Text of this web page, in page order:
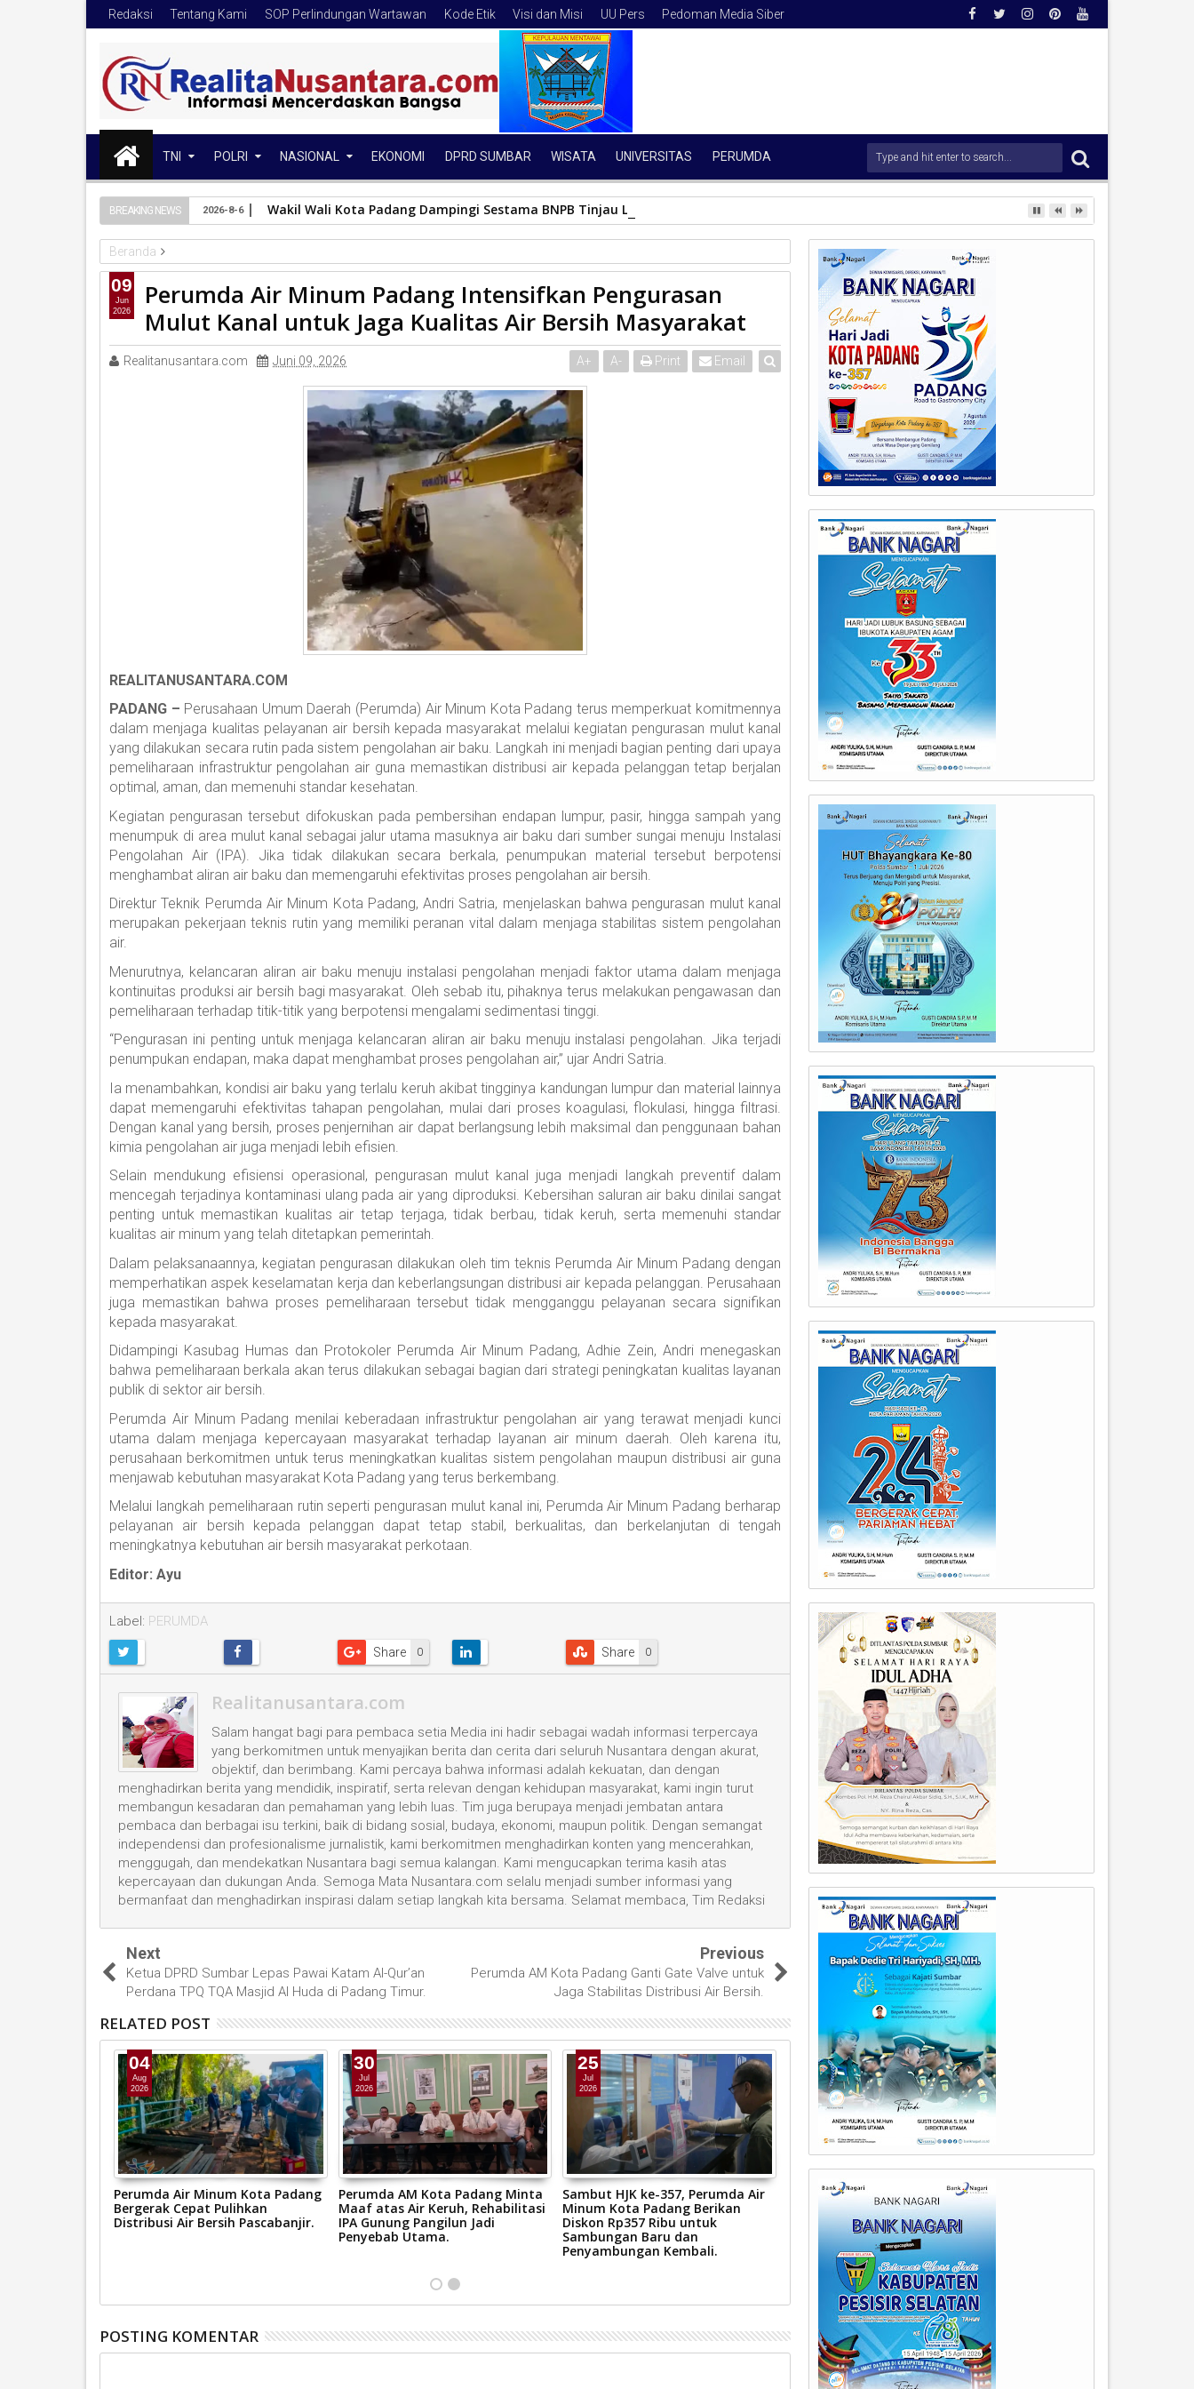
Redaksi Tentang Kami SOP Perlindungan Wartawan Kode Etik Visi dan Misi UU Pers Pedoman Media Siber
TNI POLRI NASIONAL EKONOMI DPRD SUMBAR WISATA UNIVERSITAS PERUMDA
BREAKING NEWS Wakil Wali Kota Padang Dampingi Sestama BNPB Tinjau Lokasi Banjir Bandang, Dorong Percepatan Penanganan Pascabencana.
2026-8-6
Beranda
PERUMDA
Perumda Air Minum Padang Intensifkan Pengurasan Mulut Kanal untuk Jaga Kualitas Air Bersih Masyarakat
Perumda Air Minum Padang Intensifkan Pengurasan
Mulut Kanal untuk Jaga Kualitas Air Bersih Masyarakat
Realitanusantara.com Juni 09, 2026 A+ A- Print Email
REALITANUSANTARA.COM
PADANG – Perusahaan Umum Daerah (Perumda) Air Minum Kota Padang terus memperkuat komitmennya
dalam menjaga kualitas pelayanan air bersih kepada masyarakat melalui kegiatan pengurasan mulut kanal
yang dilakukan secara rutin pada sistem pengolahan air baku. Langkah ini menjadi bagian penting dari upaya
pemeliharaan infrastruktur pengolahan air guna memastikan distribusi air kepada pelanggan tetap berjalan
optimal, aman, dan memenuhi standar kesehatan.
Kegiatan pengurasan tersebut difokuskan pada pembersihan endapan lumpur, pasir, hingga sampah yang
menumpuk di area mulut kanal sebagai jalur utama masuknya air baku dari sumber sungai menuju Instalasi
Pengolahan Air (IPA). Jika tidak dilakukan secara berkala, penumpukan material tersebut berpotensi
menghambat aliran air baku dan memengaruhi efektivitas proses pengolahan air bersih.
Direktur Teknik Perumda Air Minum Kota Padang, Andri Satria, menjelaskan bahwa pengurasan mulut kanal
merupakan pekerjaan teknis rutin yang memiliki peranan vital dalam menjaga stabilitas sistem pengolahan
air.
Menurutnya, kelancaran aliran air baku menuju instalasi pengolahan menjadi faktor utama dalam menjaga
kontinuitas produksi air bersih bagi masyarakat. Oleh sebab itu, pihaknya terus melakukan pengawasan dan
pemeliharaan terhadap titik-titik yang berpotensi mengalami sedimentasi tinggi.
“Pengurasan ini penting untuk menjaga kelancaran aliran air baku menuju instalasi pengolahan. Jika terjadi
penumpukan endapan, maka dapat menghambat proses pengolahan air,” ujar Andri Satria.
Ia menambahkan, kondisi air baku yang terlalu keruh akibat tingginya kandungan lumpur dan material lainnya
dapat memengaruhi efektivitas tahapan pengolahan, mulai dari proses koagulasi, flokulasi, hingga filtrasi.
Dengan kanal yang bersih, proses penjernihan air dapat berlangsung lebih maksimal dan penggunaan bahan
kimia pengolahan air juga menjadi lebih efisien.
Selain mendukung efisiensi operasional, pengurasan mulut kanal juga menjadi langkah preventif dalam
mencegah terjadinya kontaminasi ulang pada air yang diproduksi. Kebersihan saluran air baku dinilai sangat
penting untuk memastikan kualitas air tetap terjaga, tidak berbau, tidak keruh, serta memenuhi standar
kualitas air minum yang telah ditetapkan pemerintah.
Dalam pelaksanaannya, kegiatan pengurasan dilakukan oleh tim teknis Perumda Air Minum Padang dengan
memperhatikan aspek keselamatan kerja dan keberlangsungan distribusi air kepada pelanggan. Perusahaan
juga memastikan bahwa proses pemeliharaan tersebut tidak mengganggu pelayanan secara signifikan
kepada masyarakat.
Didampingi Kasubag Humas dan Protokoler Perumda Air Minum Padang, Adhie Zein, Andri menegaskan
bahwa pemeliharaan berkala akan terus dilakukan sebagai bagian dari strategi peningkatan kualitas layanan
publik di sektor air bersih.
Perumda Air Minum Padang menilai keberadaan infrastruktur pengolahan air yang terawat menjadi kunci
utama dalam menjaga kepercayaan masyarakat terhadap layanan air minum daerah. Oleh karena itu,
perusahaan berkomitmen untuk terus meningkatkan kualitas sistem pengolahan maupun distribusi air guna
menjawab kebutuhan masyarakat Kota Padang yang terus berkembang.
Melalui langkah pemeliharaan rutin seperti pengurasan mulut kanal ini, Perumda Air Minum Padang berharap
pelayanan air bersih kepada pelanggan dapat tetap stabil, berkualitas, dan berkelanjutan di tengah
meningkatnya kebutuhan air bersih masyarakat perkotaan.
Editor: Ayu
Label: PERUMDA
0
Share 0
Share
Realitanusantara.com
Salam hangat bagi para pembaca setia Media ini hadir sebagai wadah informasi terpercaya
yang berkomitmen untuk menyajikan berita dan cerita dari seluruh Nusantara dengan akurat,
objektif, dan berimbang. Kami percaya bahwa informasi adalah kekuatan, dan dengan
menghadirkan berita yang mendidik, inspiratif, serta relevan dengan kehidupan masyarakat, kami ingin turut
membangun kesadaran dan pemahaman yang lebih luas. Tim juga berupaya menjadi jembatan antara
pembaca dan berbagai isu terkini, baik di bidang sosial, budaya, ekonomi, maupun politik. Dengan semangat
independensi dan profesionalisme jurnalistik, kami berkomitmen menghadirkan konten yang mencerahkan,
menggugah, dan mendekatkan Nusantara bagi semua kalangan. Kami mengucapkan terima kasih atas
kepercayaan dan dukungan Anda. Semoga Mata Nusantara.com selalu menjadi sumber informasi yang
bermanfaat dan menghadirkan inspirasi dalam setiap langkah kita bersama. Selamat membaca, Tim Redaksi
09
Jun
2026
Next
Ketua DPRD Sumbar Lepas Pawai Katam Al-Qur’an
Perdana TPQ TQA Masjid Al Huda di Padang Timur.
Previous
Perumda AM Kota Padang Ganti Gate Valve untuk
Jaga Stabilitas Distribusi Air Bersih.
RELATED POST
04
Aug
2026
Perumda Air Minum Kota Padang
Bergerak Cepat Pulihkan
Distribusi Air Bersih Pascabanjir.
30
Jul
2026
Perumda AM Kota Padang Minta
Maaf atas Air Keruh, Rehabilitasi
IPA Gunung Pangilun Jadi
Penyebab Utama.
25
Jul
2026
Sambut HJK ke-357, Perumda Air
Minum Kota Padang Berikan
Diskon Rp357 Ribu untuk
Sambungan Baru dan
Penyambungan Kembali.
06
2026
Perumda Air Minum Kota Padang
Perkuat Kesiapsiagaan Hadapi
Cuaca Ekstrem, Tingkatkan
Pelayanan kepada Pelanggan.
POSTING KOMENTAR